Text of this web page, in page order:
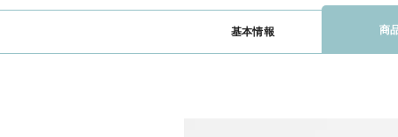
基本情報 商